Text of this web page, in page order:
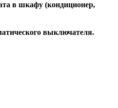
в шкафу (кондиционер,
выключателя.